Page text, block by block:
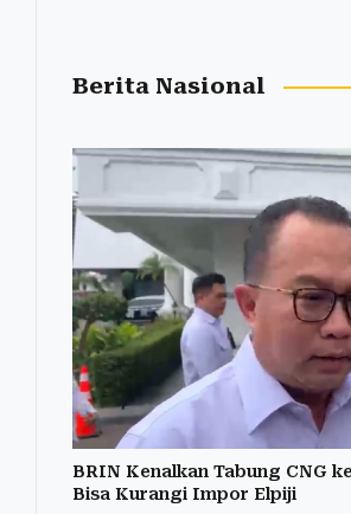
Berita Nasional
BRIN Kenalkan Tabung CNG
Bisa Kurangi Impor Elpiji